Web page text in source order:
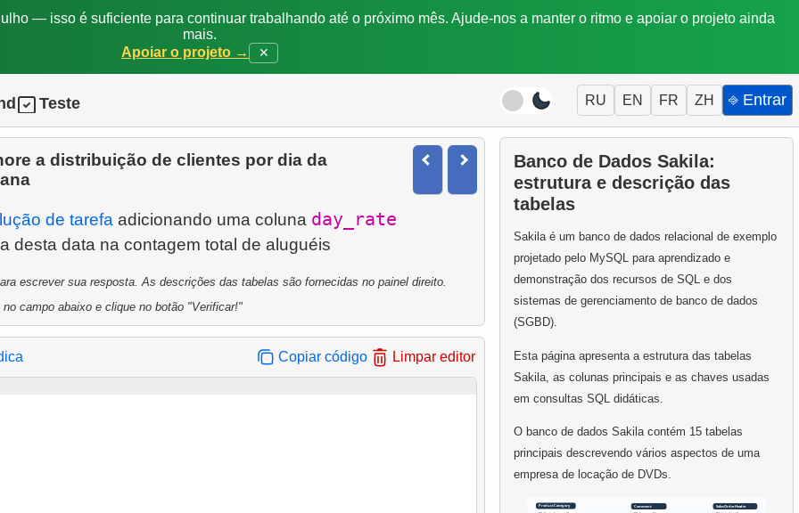
— isso é suficiente para continuar trabalhando até o próximo mês. Ajude-nos a manter o ritmo e apoiar o projeto ainda
mais.
Apoiar o projeto →
✕
Teste RU EN FR ZH ⎆ Entrar
a distribuição de clientes por dia da
de tarefa adicionando uma coluna day_rate
escrever sua resposta. As descrições das tabelas são fornecidas no painel direito.
campo abaixo e clique no botão "Verificar!"
Copiar código Limpar editor
Banco de Dados Sakila:
estrutura e descrição das
tabelas
Sakila é um banco de dados relacional de exemplo
projetado pelo MySQL para aprendizado e
demonstração dos recursos de SQL e dos
sistemas de gerenciamento de banco de dados
(SGBD).
Esta página apresenta a estrutura das tabelas
Sakila, as colunas principais e as chaves usadas
em consultas SQL didáticas.
O banco de dados Sakila contém 15 tabelas
principais descrevendo vários aspectos de uma
empresa de locação de DVDs.